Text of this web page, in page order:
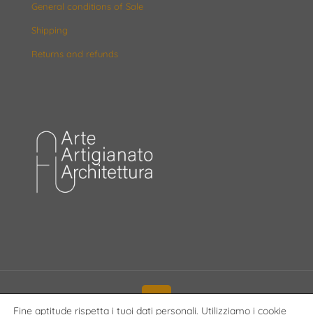
General conditions of Sale
Shipping
Returns and refunds
Fine aptitude rispetta i tuoi dati personali. Utilizziamo i cookie